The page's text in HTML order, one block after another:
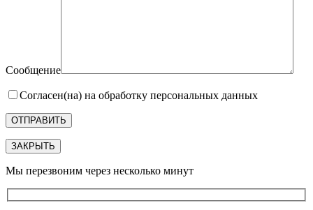
Сообщение
Согласен(на) на обработку персональных данных
ЗАКРЫТЬ
Мы перезвоним через несколько минут